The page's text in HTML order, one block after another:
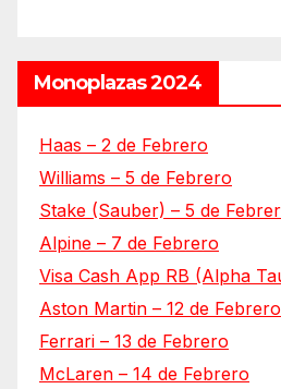
Monoplazas 2024
Haas – 2 de Febrero
Williams – 5 de Febrero
Stake (Sauber) – 5 de
Alpine – 7 de Febrero
Visa Cash App RB (Alpha
Aston Martin – 12 de Febrero
Ferrari – 13 de Febrero
McLaren – 14 de Febrero